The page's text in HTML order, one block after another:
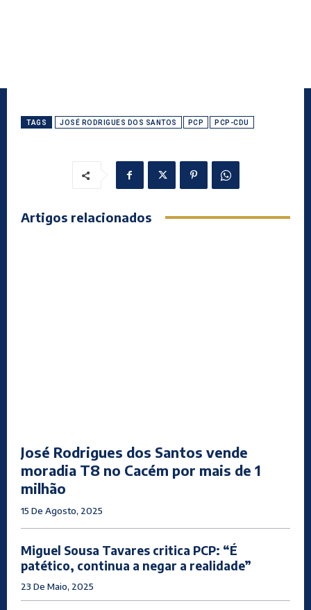
TAGS JOSÉ RODRIGUES DOS SANTOS PCP PCP-CDU
Artigos relacionados
José Rodrigues dos Santos vende
moradia T8 no Cacém por mais de 1
milhão
15 De Agosto, 2025
Miguel Sousa Tavares critica PCP: “É
patético, continua a negar a realidade”
23 De Maio, 2025